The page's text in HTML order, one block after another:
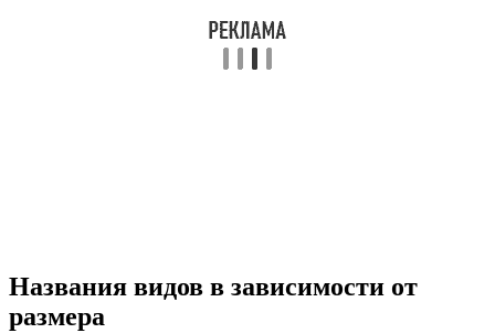
Названия видов в зависимости от
размера